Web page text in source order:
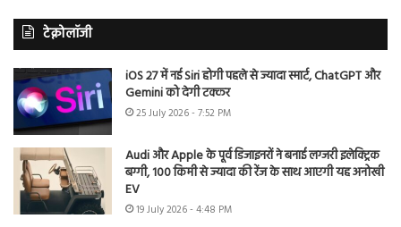
टेक्नोलॉजी
iOS 27 में नई Siri होगी पहले से ज्यादा स्मार्ट, ChatGPT और
Gemini को देगी टक्कर
25 July 2026 - 7:52 PM
Audi और Apple के पूर्व डिजाइनरों ने बनाई लग्जरी इलेक्ट्रिक
बग्गी, 100 किमी से ज्यादा की रेंज के साथ आएगी यह अनोखी
EV
19 July 2026 - 4:48 PM